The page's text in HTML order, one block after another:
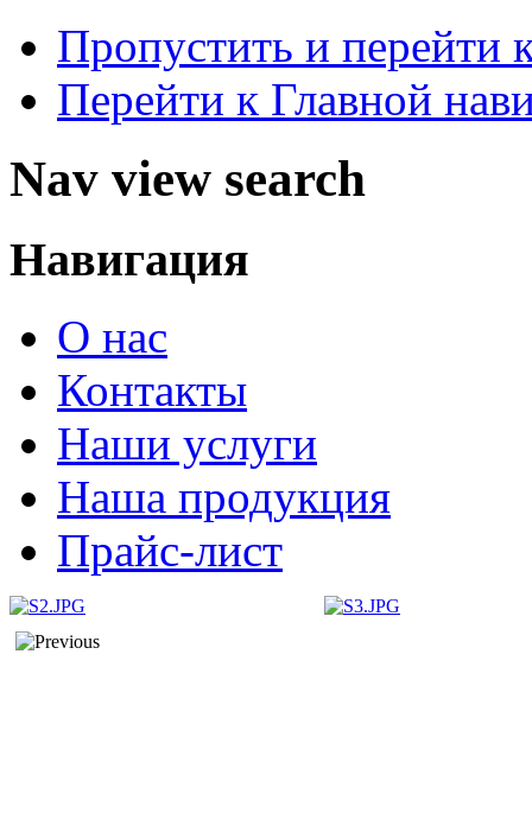
Пропустить и перейти
Перейти к Главной
Nav view search
Навигация
О нас
Контакты
Наши услуги
Наша продукция
Прайс-лист